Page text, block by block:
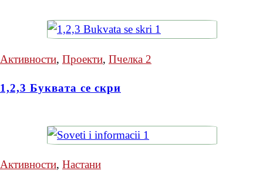
Активности, Проекти, Пчелка 2
1,2,3 Буквата се скри
Активности, Настани